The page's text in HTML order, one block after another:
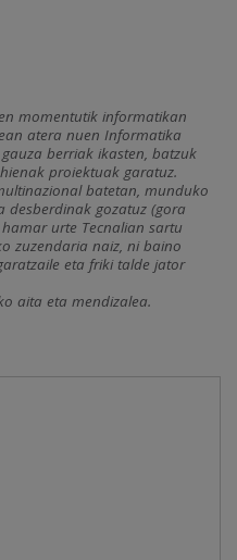
momentutik informatikan
atera nuen Informatika
berriak ikasten, batzuk
proiektuak garatuz.
batetan, munduko
desberdinak gozatuz (gora
urte Tecnalian sartu
zuzendaria naiz, ni baino
eta friki talde jator
aita eta mendizalea.